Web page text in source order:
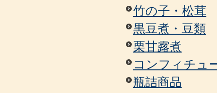
竹の子・松茸
黒豆煮・豆類
栗甘露煮
コンフィチュ
瓶詰商品